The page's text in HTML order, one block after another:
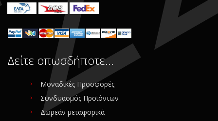
Συνδεθείτε για αγορά Συνδεθείτε για αγορά
Δείτε οπωσδήποτε…
Μοναδικές Προσφορές
Συνδυασμός Προϊόντων
Δωρεάν μεταφορικά